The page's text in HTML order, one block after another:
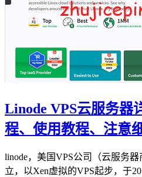
Linode VPS云服务器
程、使用教程、注意
linode，美国VPS公司（云服务
立，以Xen虚拟的VPS起步，于